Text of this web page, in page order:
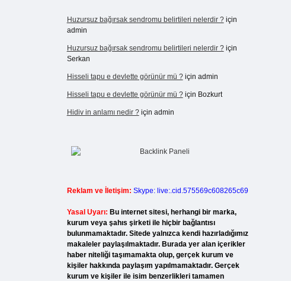
Huzursuz bağırsak sendromu belirtileri nelerdir ?için
admin
Huzursuz bağırsak sendromu belirtileri nelerdir ?için
Serkan
Hisseli tapu e devlette görünür mü ?için admin
Hisseli tapu e devlette görünür mü ?için Bozkurt
Hidiv in anlamı nedir ?için admin
Reklam ve İletişim: Skype: live:.cid.575569c608265c69
Yasal Uyarı: Bu internet sitesi, herhangi bir marka,
kurum veya şahıs şirketi ile hiçbir bağlantısı
bulunmamaktadır. Sitede yalnızca kendi hazırladığımız
makaleler paylaşılmaktadır. Burada yer alan içerikler
haber niteliği taşımamakta olup, gerçek kurum ve
kişiler hakkında paylaşım yapılmamaktadır. Gerçek
kurum ve kişiler ile isim benzerlikleri tamamen